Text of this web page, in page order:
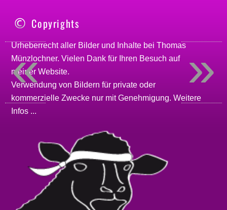
Copyrights
Urheberrecht aller Bilder und Inhalte beiThomas
Münzlochner. Vielen Dank für Ihren Besuch auf
meinerWebsite.
Verwendung von Bildern für private oder
kommerzielle Zwecke nur mit Genehmigung.Weitere
Infos ...
»
«